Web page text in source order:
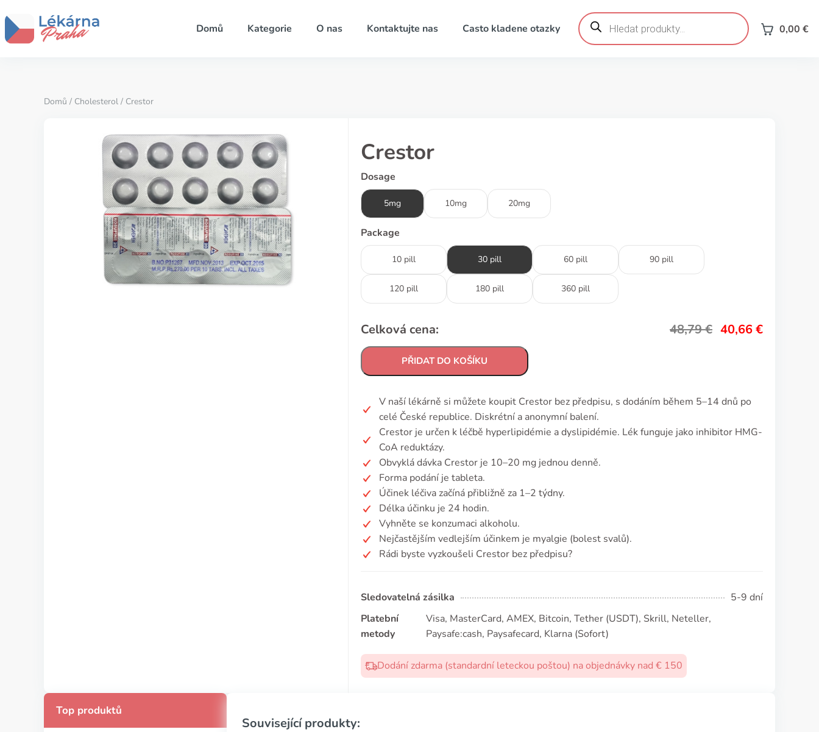
Domů Kategorie O nas Kontaktujte nas Casto kladene otazky
Products
search 0,00 €
Domů / Cholesterol / Crestor
Crestor
Dosage
5mg 10mg 20mg
Package
10 pill 30 pill 60 pill 90 pill
120 pill 180 pill 360 pill
Celková cena: 48,79€ 40,66€
PŘIDAT DO KOŠÍKU
V naší lékárně si můžete koupit Crestor bez předpisu, s dodáním během 5–14 dnů po
celé České republice. Diskrétní a anonymní balení.
Crestor je určen k léčbě hyperlipidémie a dyslipidémie. Lék funguje jako inhibitor HMG-
CoA reduktázy.
Obvyklá dávka Crestor je 10–20 mg jednou denně.
Forma podání je tableta.
Účinek léčiva začíná přibližně za 1–2 týdny.
Délka účinku je 24 hodin.
Vyhněte se konzumaci alkoholu.
Nejčastějším vedlejším účinkem je myalgie (bolest svalů).
Rádi byste vyzkoušeli Crestor bez předpisu?
Sledovatelná zásilka
5-9 dní
Platební
metody
Visa, MasterCard, AMEX, Bitcoin, Tether (USDТ), Skrill, Neteller,
Paysafe:cash, Paysafecard, Klarna (Sofort)
Dodání zdarma (standardní leteckou poštou) na objednávky nad € 150
Top produktů
Související produkty: